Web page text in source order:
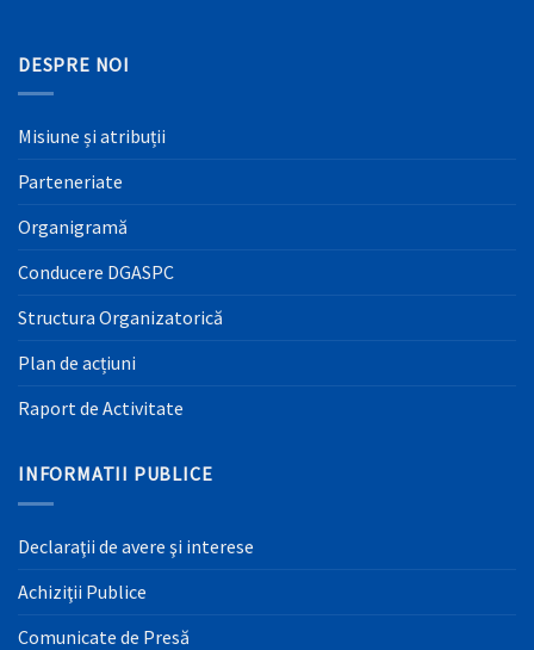
DESPRE NOI
Misiune și atribuții
Parteneriate
Organigramă
Conducere DGASPC
Structura Organizatorică
Plan de acțiuni
Raport de Activitate
INFORMATII PUBLICE
Declaraţii de avere şi interese
Achiziţii Publice
Comunicate de Presă